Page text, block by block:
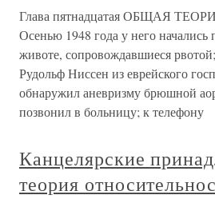
Глава пятнадцатая ОБЩАЯ
Осенью 1948 года у него начались
животе, сопровождавшиеся
Рудольф Ниссен из еврейского
обнаружил аневризму брюшной
позвонил в больницу; к телефону
Канцелярские
теория